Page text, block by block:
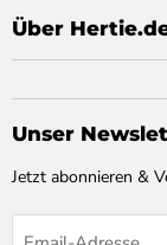
Über
Unser
Jetzt abonnieren &